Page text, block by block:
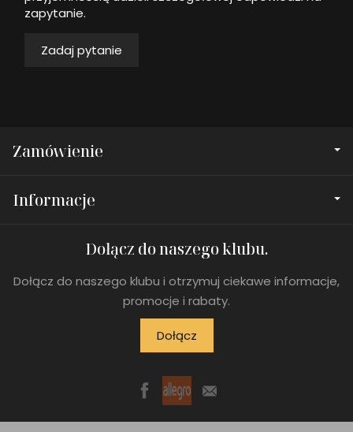
zapytanie.
Zadaj pytanie
Zamówienie
Informacje
Dołącz do naszego klubu.
Dołącz do naszego klubu i otrzymuj ciekawe informacje,
promocje i rabaty.
Dołącz